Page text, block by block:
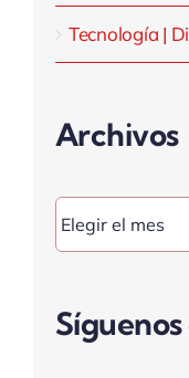
Tecnología |
Archivos